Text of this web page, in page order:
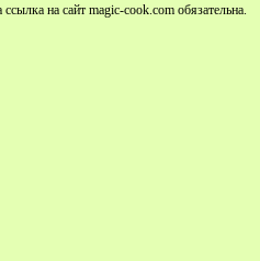
на сайт magic-cook.com обязательна.